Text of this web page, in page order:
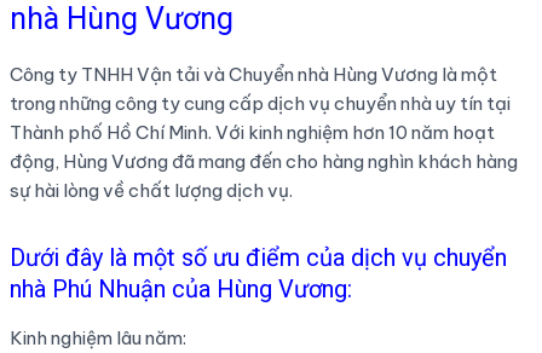
nhà Hùng Vương
Công ty TNHH Vận tải và Chuyển nhà Hùng Vương là một
trong những công ty cung cấp dịch vụ chuyển nhà uy tín tại
Thành phố Hồ Chí Minh. Với kinh nghiệm hơn 10 năm hoạt
động, Hùng Vương đã mang đến cho hàng nghìn khách hàng
sự hài lòng về chất lượng dịch vụ.
Dưới đây là một số ưu điểm của dịch vụ chuyển
nhà Phú Nhuận của Hùng Vương:
Kinh nghiệm lâu năm: